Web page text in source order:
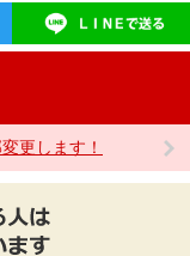
更します！